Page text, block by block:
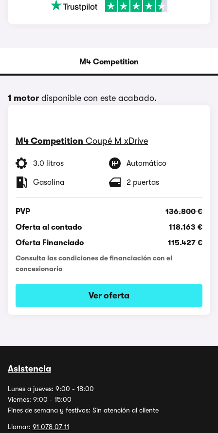
M4 Competition
1 motor disponible con este acabado.
M4 Competition Coupé M xDrive
3.0 litros Automático
Gasolina 2 puertas
PVP
136.800 €
Oferta al contado
118.163 €
Oferta Financiado
115.427 €
Consulta las condiciones de financiación con el
concesionario
Ver oferta
Asistencia
Lunes a jueves: 9:00 - 18:00
Viernes: 9:00 - 15:00
Fines de semana y festivos: Sin atención al cliente
Llamar: 91 078 07 11